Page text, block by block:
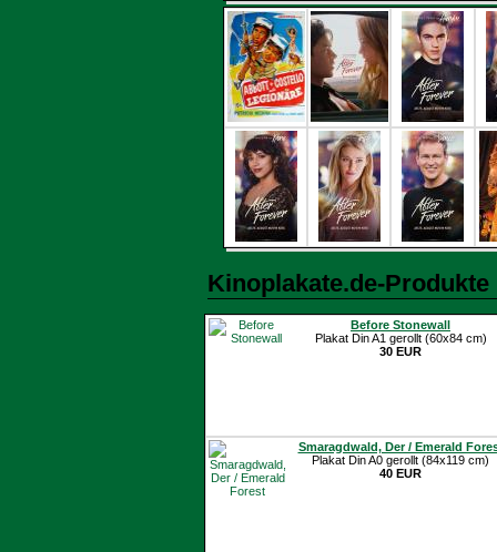
Kinoplakate.de-Produkte
Before Stonewall
Plakat Din A1 gerollt (60x84 cm)
30 EUR
Smaragdwald, Der / Emerald
Plakat Din A0 gerollt (84x119 cm)
40 EUR